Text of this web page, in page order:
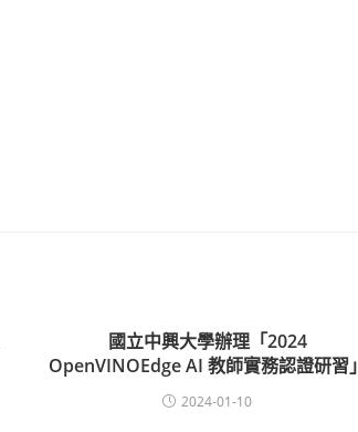
國立中興大學辦理「2024
OpenVINOEdge AI 教師實務認證研習」
2024-01-10